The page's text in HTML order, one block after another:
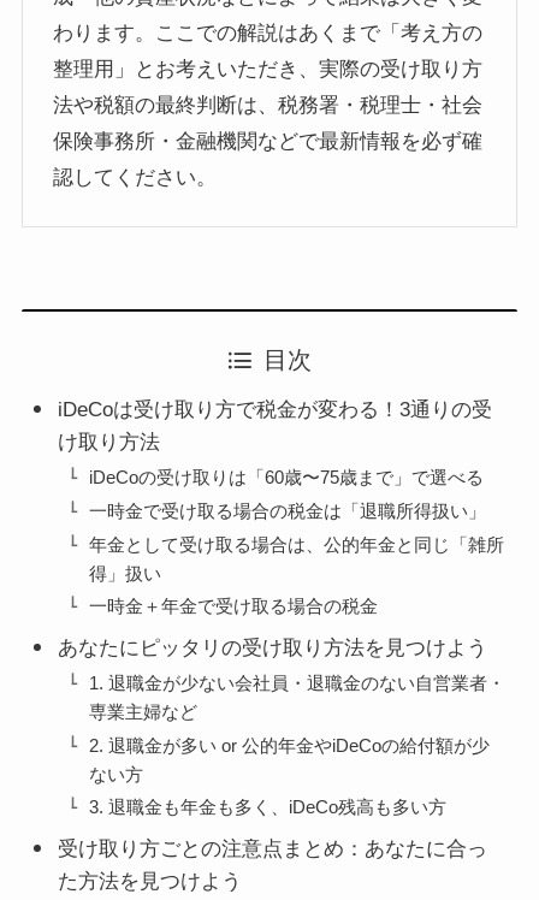
わります。ここでの解説はあくまで「考え方の
整理用」とお考えいただき、実際の受け取り方
法や税額の最終判断は、税務署・税理士・社会
保険事務所・金融機関などで最新情報を必ず確
認してください。
目次
iDeCoは受け取り方で税金が変わる！3通りの受
け取り方法
iDeCoの受け取りは「60歳〜75歳まで」で選べる
一時金で受け取る場合の税金は「退職所得扱い」
年金として受け取る場合は、公的年金と同じ「雑所
得」扱い
一時金＋年金で受け取る場合の税金
あなたにピッタリの受け取り方法を見つけよう
1. 退職金が少ない会社員・退職金のない自営業者・
専業主婦など
2. 退職金が多い or 公的年金やiDeCoの給付額が少
ない方
3. 退職金も年金も多く、iDeCo残高も多い方
受け取り方ごとの注意点まとめ：あなたに合っ
た方法を見つけよう